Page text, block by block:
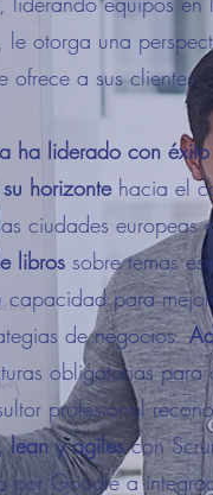
le otorga una
ofrece a sus clientes.
ha liderado con
horizontehacia el
ciudades europeas
libros sobre temas
capacidad para
de negocios.
obligatorias
profesional
lean y agilescon
por Google a